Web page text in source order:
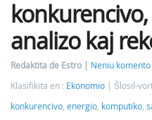
analizo kaj
Redaktita de Estro
Neniu komento
Klasifikita en : Ekonomio Ŝlosil-
konkurencivo energio komputiko